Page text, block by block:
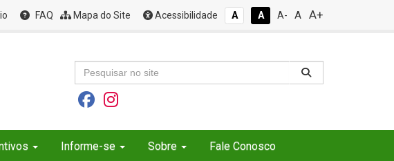
FAQ Mapa do Site Acessibilidade A A A- A A+
Informe-se Sobre Fale Conosco